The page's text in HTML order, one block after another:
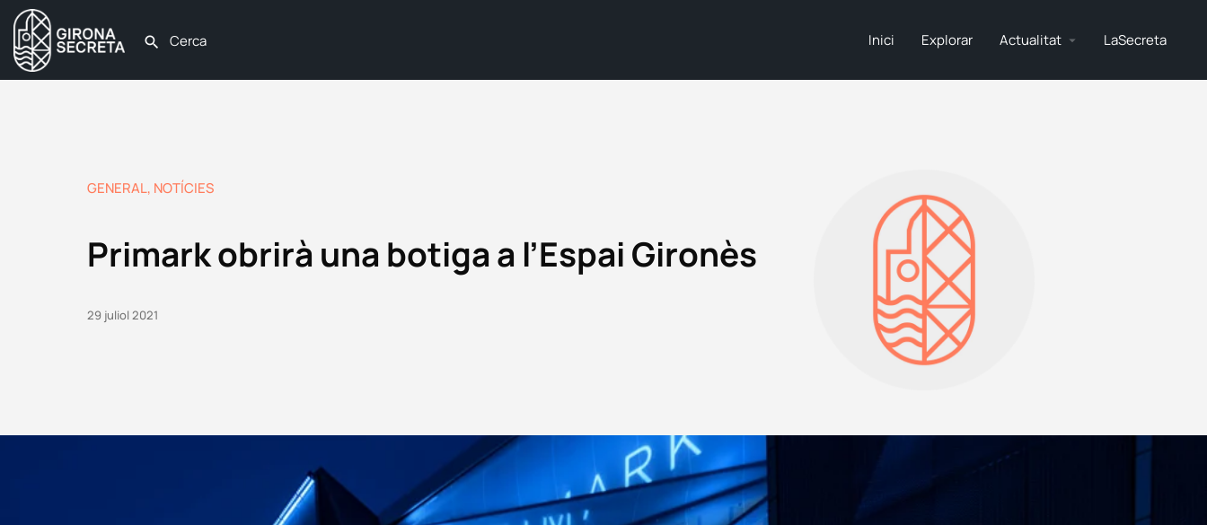
Inici Explorar Actualitat LaSecreta
GENERAL, NOTÍCIES
Primark obrirà una botiga a l’Espai Gironès
29 juliol 2021